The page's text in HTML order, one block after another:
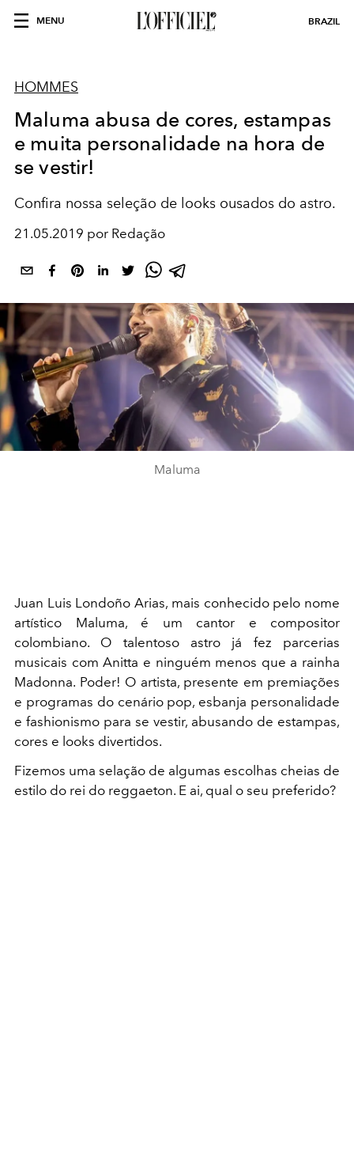
MENU BRAZIL
HOMMES
Maluma abusa de cores, estampas
e muita personalidade na hora de
se vestir!
Confira nossa seleção de looks ousados do astro.
21.05.2019 por Redação
Maluma
Juan Luis Londoño Arias, mais conhecido pelo nome
artístico Maluma, é um cantor e compositor
colombiano. O talentoso astro já fez parcerias
musicais com Anitta e ninguém menos que a rainha
Madonna. Poder! O artista, presente em premiações
e programas do cenário pop, esbanja personalidade
e fashionismo para se vestir, abusando de estampas,
cores e looks divertidos.
Fizemos uma selação de algumas escolhas cheias de
estilo do rei do reggaeton. E ai, qual o seu preferido?